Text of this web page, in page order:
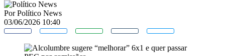
PorPolítico News
03/06/2026 10:40